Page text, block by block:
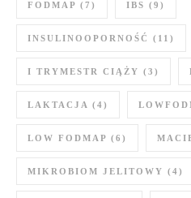
FODMAP (7) IBS (9)
INSULINOOPORNOŚĆ (11)
I TRYMESTR CIĄŻY (3)
LAKTACJA (4)
LOW FODMAP (6)
MIKROBIOM JELITOWY (4)